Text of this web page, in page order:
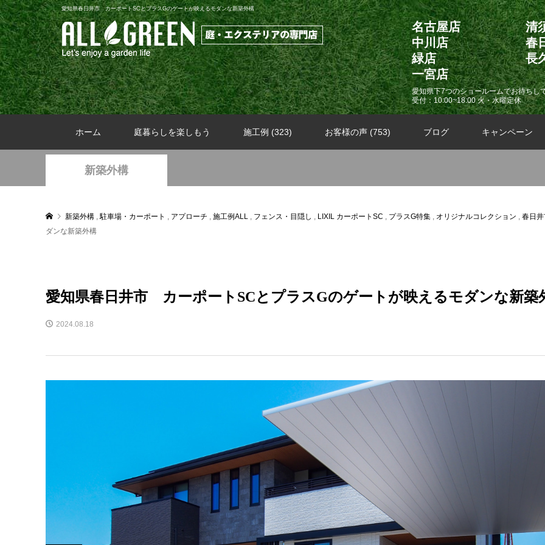
愛知県春日井市 カーポートSCとプラスGのゲートが映えるモダンな新築外構
名古屋店
清
中川店
春
緑店
長
一宮店
愛知県下7つのショールームでお待ちし
受付：10:00~18:00 火・水曜定休
ホーム 庭暮らしを楽しもう 施工例 (323) お客様の声 (753) ブログ キャンペーン
新築外構
新築外構 ,駐車場・カーポート , アプローチ , 施工例ALL , フェンス・目隠し , LIXIL カーポートSC , プラスG特集 , オリジナルコレクション , 春日井
ダンな新築外構
愛知県春日井市 カーポートSCとプラスGのゲートが映えるモダンな新築
2024.08.18